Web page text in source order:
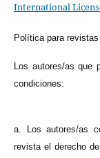
International
Política para
Los autores/as que
condiciones:
a. Los autores/as
revista el derecho